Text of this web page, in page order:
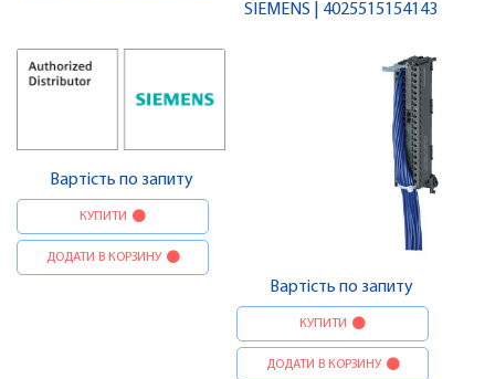
Вартість по запиту
КУПИТИ
ДОДАТИ В КОРЗИНУ
SIEMENS | 4025515154143
Вартість по запиту
КУПИТИ
ДОДАТИ В КОРЗИНУ